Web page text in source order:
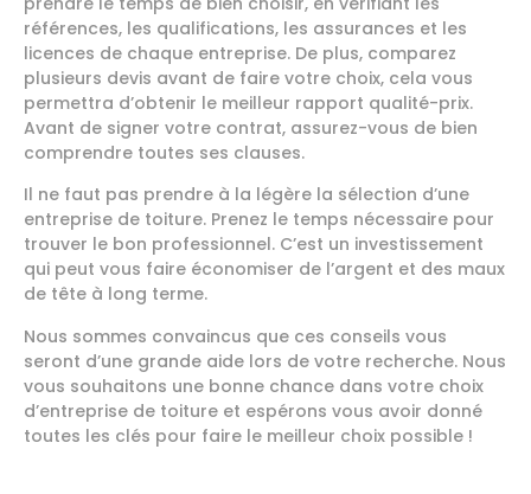
références, les qualifications, les assurances et les
licences de chaque entreprise. De plus, comparez
plusieurs devis avant de faire votre choix, cela vous
permettra d’obtenir le meilleur rapport qualité-prix.
Avant de signer votre contrat, assurez-vous de bien
comprendre toutes ses clauses.
Il ne faut pas prendre à la légère la sélection d’une
entreprise de toiture. Prenez le temps nécessaire pour
trouver le bon professionnel. C’est un investissement
qui peut vous faire économiser de l’argent et des maux
de tête à long terme.
Nous sommes convaincus que ces conseils vous
seront d’une grande aide lors de votre recherche. Nous
vous souhaitons une bonne chance dans votre choix
d’entreprise de toiture et espérons vous avoir donné
toutes les clés pour faire le meilleur choix possible !